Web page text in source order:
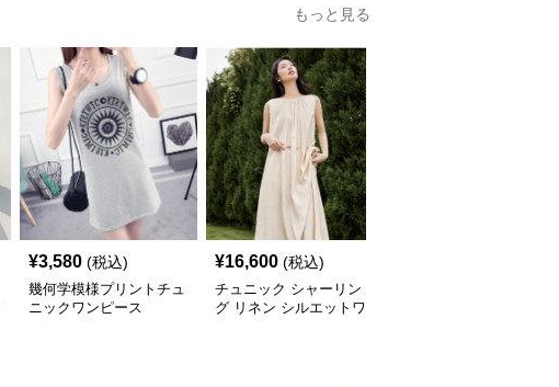
もっと見る
¥3,580 (税込)
幾何学模様プリントチュ
ニックワンピース
¥16,600 (税込)
チュニック シャーリン
グ リネン シルエットワ